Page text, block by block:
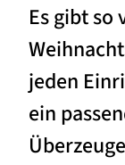
Es gibt
jeden
ein